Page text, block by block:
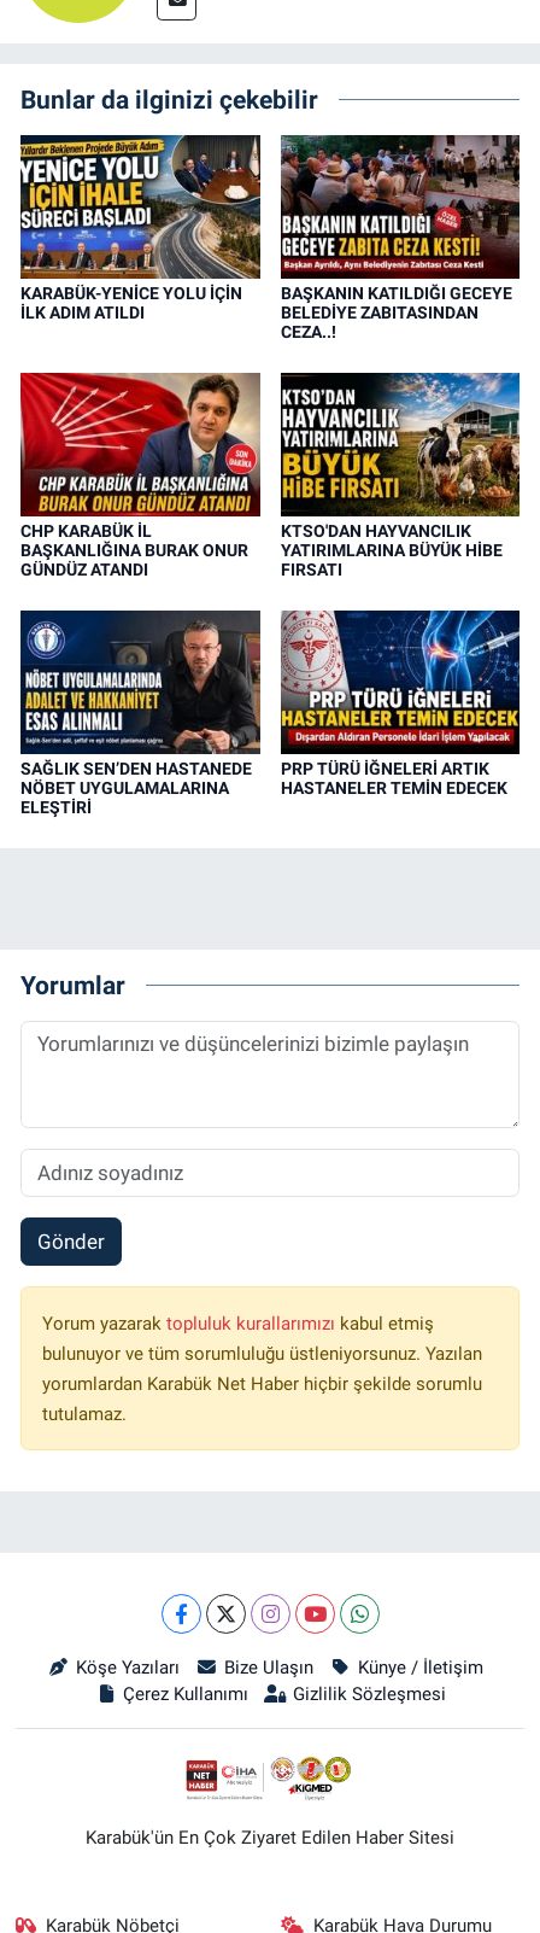
Bunlar da ilginizi çekebilir
KARABÜK-YENİCE YOLU İÇİN
İLK ADIM ATILDI
BAŞKANIN KATILDIĞI GECEYE
BELEDİYE ZABITASINDAN
CEZA..!
CHP KARABÜK İL
BAŞKANLIĞINA BURAK ONUR
GÜNDÜZ ATANDI
KTSO'DAN HAYVANCILIK
YATIRIMLARINA BÜYÜK HİBE
FIRSATI
SAĞLIK SEN’DEN HASTANEDE
NÖBET UYGULAMALARINA
ELEŞTİRİ
PRP TÜRÜ İĞNELERİ ARTIK
HASTANELER TEMİN EDECEK
Yorumlar
Gönder
Yorum yazarak topluluk kurallarımızı kabul etmiş
bulunuyor ve tüm sorumluluğu üstleniyorsunuz. Yazılan
yorumlardan Karabük Net Haber hiçbir şekilde sorumlu
tutulamaz.
Köşe Yazıları Bize Ulaşın
Künye / İletişim
Çerez Kullanımı
Gizlilik Sözleşmesi
Karabük'ün En Çok Ziyaret Edilen Haber Sitesi
Karabük Nöbetçi
Karabük Hava Durumu